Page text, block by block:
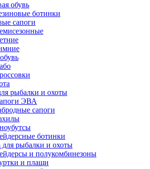
обувь
ботинки
сапоги
рыбалки и охоты
ЭВА
сапоги
ботинки
рыбалки и охоты
и полукомбинезоны
и плащи